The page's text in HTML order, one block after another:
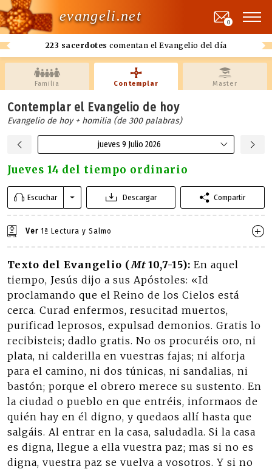
evangeli.net
223 sacerdotes comentan el Evangelio del día
0
Familia Contemplar Master
Contemplar el Evangelio de hoy
Evangelio de hoy + homilia (de 300 palabras)
jueves 9 Julio 2026
Jueves 14 del tiempo ordinario
Escuchar Descargar Compartir
Ver 1ª Lectura y Salmo
Texto del Evangelio (Mt10,7-15): En aquel
tiempo, Jesús dijo a sus Apóstoles: «Id
proclamando que el Reino de los Cielos está
cerca. Curad enfermos, resucitad muertos,
purificad leprosos, expulsad demonios. Gratis lo
recibisteis; dadlo gratis. No os procuréis oro, ni
plata, ni calderilla en vuestras fajas; ni alforja
para el camino, ni dos túnicas, ni sandalias, ni
bastón; porque el obrero merece su sustento. En
la ciudad o pueblo en que entréis, informaos de
quién hay en él digno, y quedaos allí hasta que
salgáis. Al entrar en la casa, saludadla. Si la casa
es digna, llegue a ella vuestra paz; mas si no es
digna, vuestra paz se vuelva a vosotros. Y si no